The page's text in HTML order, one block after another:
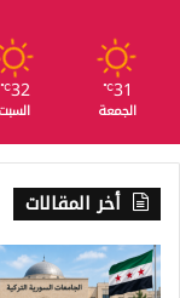
31
℃
الجمعة
32
℃
السبت
أخر المقالات